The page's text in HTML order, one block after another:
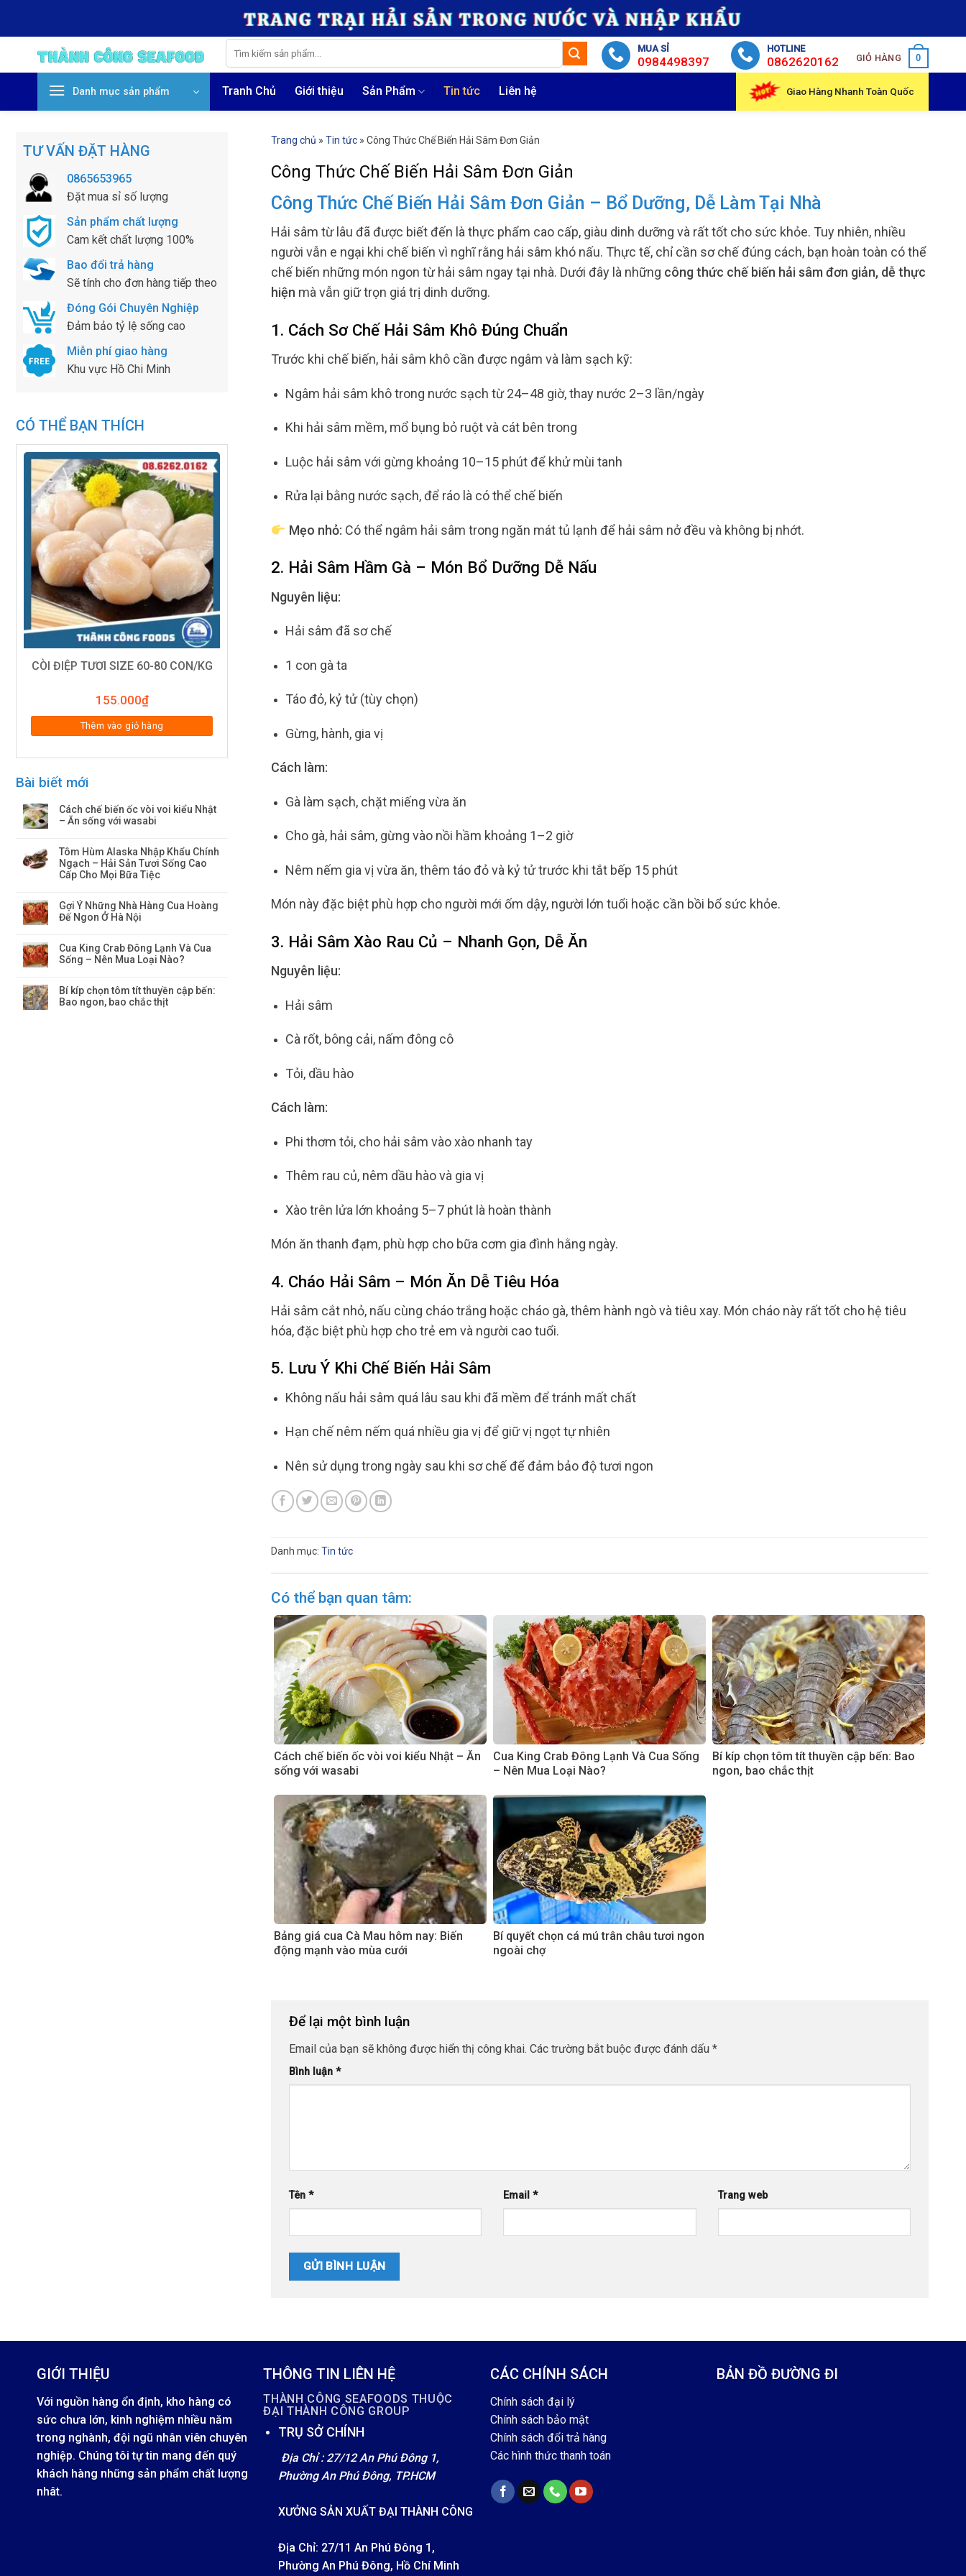
kiếm:
MUA SỈ
0984498397
HOTLINE
0862620162 GIỎ HÀNG 0
Danh mục sản phẩm Tranh Chủ Giới thiệu Sản Phẩm Tin tức Liên hệ Giao Hàng Nhanh Toàn Quốc
TƯ VẤN ĐẶT HÀNG
0865653965
Đặt mua sỉ số lượng
Sản phẩm chất lượng
Cam kết chất lượng 100%
Bao đổi trả hàng
Sẽ tính cho đơn hàng tiếp theo
Đóng Gói Chuyên Nghiệp
Đảm bảo tỷ lệ sống cao
Miễn phí giao hàng
Khu vực Hồ Chi Minh
CÓ THỂ BẠN THÍCH
CÒI ĐIỆP TƯƠI SIZE 60-80 CON/KG
155.000₫
Thêm vào giỏ hàng
Bài biết mới
Cách chế biến ốc vòi voi kiểu Nhật
– Ăn sống với wasabi
Tôm Hùm Alaska Nhập Khẩu Chính
Ngạch – Hải Sản Tươi Sống Cao
Cấp Cho Mọi Bữa Tiệc
Gợi Ý Những Nhà Hàng Cua Hoàng
Đế Ngon Ở Hà Nội
Cua King Crab Đông Lạnh Và Cua
Sống – Nên Mua Loại Nào?
Bí kíp chọn tôm tít thuyền cập bến:
Bao ngon, bao chắc thịt
Trang chủ » Tin tức » Công Thức Chế Biến Hải Sâm Đơn Giản
Công Thức Chế Biến Hải Sâm Đơn Giản
Công Thức Chế Biến Hải Sâm Đơn Giản – Bổ Dưỡng, Dễ Làm Tại Nhà
Hải sâm từ lâu đã được biết đến là thực phẩm cao cấp, giàu dinh dưỡng và rất tốt cho sức khỏe. Tuy nhiên, nhiều
người vẫn e ngại khi chế biến vì nghĩ rằng hải sâm khó nấu. Thực tế, chỉ cần sơ chế đúng cách, bạn hoàn toàn có thể
chế biến những món ngon từ hải sâm ngay tại nhà. Dưới đây là những công thức chế biến hải sâm đơn giản, dễ thực
hiện mà vẫn giữ trọn giá trị dinh dưỡng.
1. Cách Sơ Chế Hải Sâm Khô Đúng Chuẩn
Trước khi chế biến, hải sâm khô cần được ngâm và làm sạch kỹ:
Ngâm hải sâm khô trong nước sạch từ 24–48 giờ, thay nước 2–3 lần/ngày
Khi hải sâm mềm, mổ bụng bỏ ruột và cát bên trong
Luộc hải sâm với gừng khoảng 10–15 phút để khử mùi tanh
Rửa lại bằng nước sạch, để ráo là có thể chế biến
Mẹo nhỏ: Có thể ngâm hải sâm trong ngăn mát tủ lạnh để hải sâm nở đều và không bị nhớt.
2. Hải Sâm Hầm Gà – Món Bổ Dưỡng Dễ Nấu
Nguyên liệu:
Hải sâm đã sơ chế
1 con gà ta
Táo đỏ, kỷ tử (tùy chọn)
Gừng, hành, gia vị
Cách làm:
Gà làm sạch, chặt miếng vừa ăn
Cho gà, hải sâm, gừng vào nồi hầm khoảng 1–2 giờ
Nêm nếm gia vị vừa ăn, thêm táo đỏ và kỷ tử trước khi tắt bếp 15 phút
Món này đặc biệt phù hợp cho người mới ốm dậy, người lớn tuổi hoặc cần bồi bổ sức khỏe.
3. Hải Sâm Xào Rau Củ – Nhanh Gọn, Dễ Ăn
Nguyên liệu:
Hải sâm
Cà rốt, bông cải, nấm đông cô
Tỏi, dầu hào
Cách làm:
Phi thơm tỏi, cho hải sâm vào xào nhanh tay
Thêm rau củ, nêm dầu hào và gia vị
Xào trên lửa lớn khoảng 5–7 phút là hoàn thành
Món ăn thanh đạm, phù hợp cho bữa cơm gia đình hằng ngày.
4. Cháo Hải Sâm – Món Ăn Dễ Tiêu Hóa
Hải sâm cắt nhỏ, nấu cùng cháo trắng hoặc cháo gà, thêm hành ngò và tiêu xay. Món cháo này rất tốt cho hệ tiêu
hóa, đặc biệt phù hợp cho trẻ em và người cao tuổi.
5. Lưu Ý Khi Chế Biến Hải Sâm
Không nấu hải sâm quá lâu sau khi đã mềm để tránh mất chất
Hạn chế nêm nếm quá nhiều gia vị để giữ vị ngọt tự nhiên
Nên sử dụng trong ngày sau khi sơ chế để đảm bảo độ tươi ngon
Danh mục: Tin tức
Có thể bạn quan tâm:
Cách chế biến ốc vòi voi kiểu Nhật – Ăn
sống với wasabi
Cua King Crab Đông Lạnh Và Cua Sống
– Nên Mua Loại Nào?
Bí kíp chọn tôm tít thuyền cập bến: Bao
ngon, bao chắc thịt
Bảng giá cua Cà Mau hôm nay: Biến
động mạnh vào mùa cưới
Bí quyết chọn cá mú trân châu tươi ngon
ngoài chợ
Để lại một bình luận
Email của bạn sẽ không được hiển thị công khai. Các trường bắt buộc được đánh dấu *
Bình luận *
Tên * Email* Trang web
GIỚI THIỆU
Với nguồn hàng ổn định, kho hàng có
sức chưa lớn, kinh nghiệm nhiều năm
trong nghành, đội ngũ nhân viên chuyên
nghiệp. Chúng tôi tự tin mang đến quý
khách hàng những sản phẩm chất lượng
nhât.
THÔNG TIN LIÊN HỆ
THÀNH CÔNG SEAFOODS THUỘC
ĐẠI THÀNH CÔNG GROUP
TRỤ SỞ CHÍNH
Địa Chỉ : 27/12 An Phú Đông 1,
Phường An Phú Đông, TP.HCM
XƯỞNG SẢN XUẤT ĐẠI THÀNH CÔNG
Địa Chỉ: 27/11 An Phú Đông 1,
Phường An Phú Đông, Hồ Chí Minh
CÁC CHÍNH SÁCH
Chính sách đại lý
Chính sách bảo mật
Chính sách đổi trả hàng
Các hình thức thanh toán
BẢN ĐỒ ĐƯỜNG ĐI